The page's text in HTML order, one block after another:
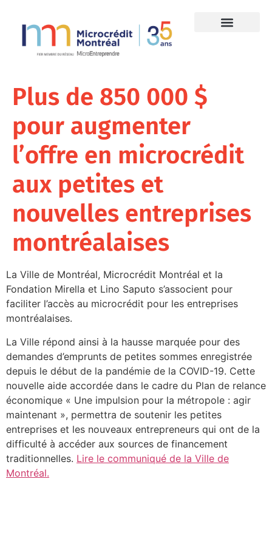
Plus de 850 000 $
pour augmenter
l’offre en microcrédit
aux petites et
nouvelles entreprises
montréalaises
La Ville de Montréal, Microcrédit Montréal et la
Fondation Mirella et Lino Saputo s’associent pour
faciliter l’accès au microcrédit pour les entreprises
montréalaises.
La Ville répond ainsi à la hausse marquée pour des
demandes d’emprunts de petites sommes enregistrée
depuis le début de la pandémie de la COVID-19. Cette
nouvelle aide accordée dans le cadre du Plan de relance
économique « Une impulsion pour la métropole : agir
maintenant », permettra de soutenir les petites
entreprises et les nouveaux entrepreneurs qui ont de la
difficulté à accéder aux sources de financement
traditionnelles. Lire le communiqué de la Ville de
Montréal.